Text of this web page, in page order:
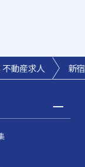
動産求人 新